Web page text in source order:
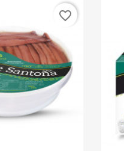
favorite_border